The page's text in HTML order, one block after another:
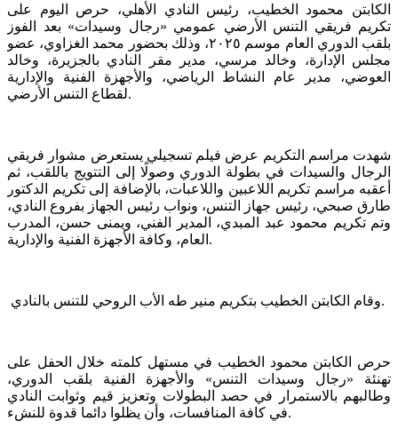
الكابتن محمود الخطيب، رئيس النادي الأهلي، حرص اليوم على
تكريم فريقي التنس الأرضي عمومي «رجال وسيدات» بعد الفوز
بلقب الدوري العام موسم ٢٠٢٥، وذلك بحضور محمد الغزاوي، عضو
مجلس الإدارة، وخالد مرسي، مدير مقر النادي بالجزيرة، وخالد
العوضي، مدير عام النشاط الرياضي، والأجهزة الفنية والإدارية
لقطاع التنس الأرضي.
شهدت مراسم التكريم عرض فيلم تسجيلي يستعرض مشوار فريقي
الرجال والسيدات في بطولة الدوري وصولًا إلى التتويج باللقب، ثم
أعقبه مراسم تكريم اللاعبين واللاعبات، بالإضافة إلى تكريم الدكتور
طارق صبحي، رئيس جهاز التنس، ونواب رئيس الجهاز بفروع النادي،
وتم تكريم محمود عبد المبدي، المدير الفني، ويمنى حسن، المدرب
العام، وكافة الأجهزة الفنية والإدارية.
وقام الكابتن الخطيب بتكريم منير طه الأب الروحي للتنس بالنادي.
حرص الكابتن محمود الخطيب في مستهل كلمته خلال الحفل على
تهنئة «رجال وسيدات التنس» والأجهزة الفنية بلقب الدوري،
وطالبهم بالاستمرار في حصد البطولات وتعزيز قيم وثوابت النادي
في كافة المنافسات، وأن يظلوا دائما قدوة للنشء.